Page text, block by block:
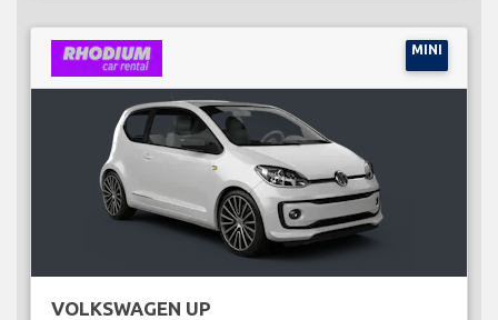
MINI
VOLKSWAGEN UP